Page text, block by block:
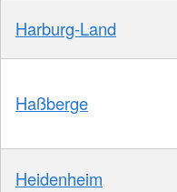
Harburg-Land
Haßberge
Heidenheim